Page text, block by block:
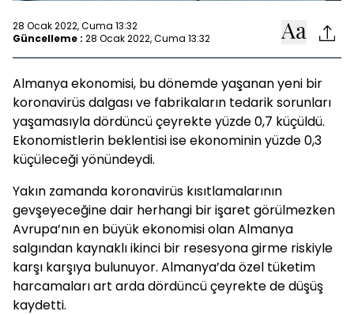
28 Ocak 2022, Cuma 13:32
Güncelleme : 28 Ocak 2022, Cuma 13:32
Almanya ekonomisi, bu dönemde yaşanan yeni bir
koronavirüs dalgası ve fabrikaların tedarik sorunları
yaşamasıyla dördüncü çeyrekte yüzde 0,7 küçüldü.
Ekonomistlerin beklentisi ise ekonominin yüzde 0,3
küçüleceği yönündeydi.
Yakın zamanda koronavirüs kısıtlamalarının
gevşeyeceğine dair herhangi bir işaret görülmezken
Avrupa’nın en büyük ekonomisi olan Almanya
salgından kaynaklı ikinci bir resesyona girme riskiyle
karşı karşıya bulunuyor. Almanya’da özel tüketim
harcamaları art arda dördüncü çeyrekte de düşüş
kaydetti.